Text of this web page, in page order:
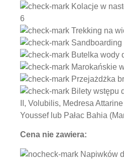
Kolacje w
6
Trekking na
Sandboarding
Butelka wody
Marokańskie
Przejażdżka
Bilety wstępu
II, Volubilis, Medresa
Youssef lub Pałac Bahia
Cena nie zawiera:
Napiwków